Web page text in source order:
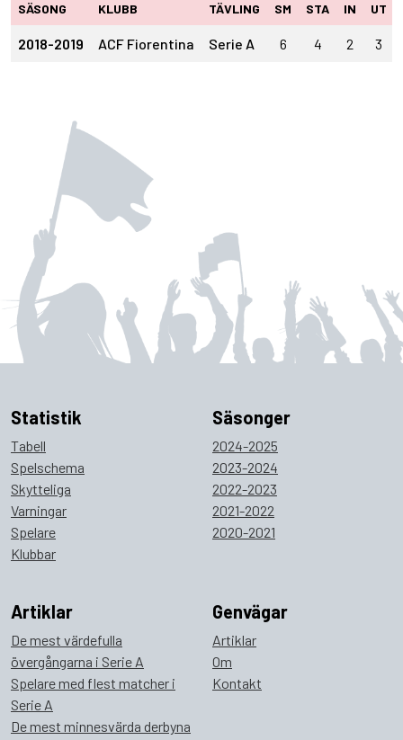
SÄSONG KLUBB TÄVLING SM STA IN UT
2018-2019 ACF Fiorentina Serie A 6 4 2 3
Statistik
Tabell
Spelschema
Skytteliga
Varningar
Spelare
Klubbar
Säsonger
2024-2025
2023-2024
2022-2023
2021-2022
2020-2021
Artiklar
De mest värdefulla
övergångarna i Serie A
Spelare med flest matcher i
Serie A
De mest minnesvärda derbyna
Genvägar
Artiklar
Om
Kontakt